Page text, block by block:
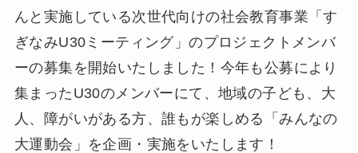
んと実施している次世代向けの社会教育事業「す
ぎなみU30ミーティング」のプロジェクトメンバ
ーの募集を開始いたしました！今年も公募により
集まったU30のメンバーにて、地域の子ども、大
人、障がいがある方、誰もが楽しめる「みんなの
大運動会」を企画・実施をいたします！